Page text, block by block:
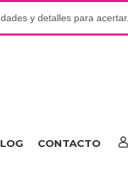
y detalles para acertar.
CONTACTO